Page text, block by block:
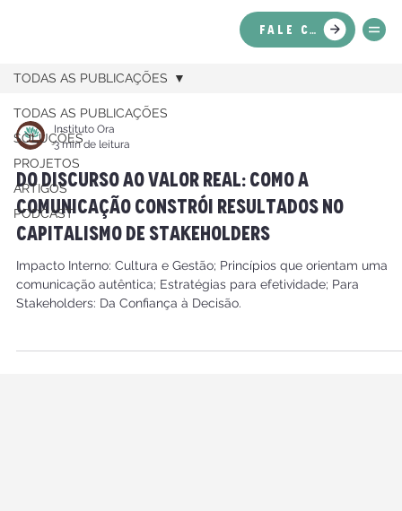
FALE CONOSCO
TODAS AS PUBLICAÇÕES
SOLUÇÕES
PROJETOS
ARTIGOS
PODCAST
TODAS AS PUBLICAÇÕES
Instituto Ora
3 min de leitura
Do Discurso ao Valor Real: Como a
Comunicação Constrói Resultados no
Capitalismo de Stakeholders
Impacto Interno: Cultura e Gestão; Princípios que orientam uma
comunicação autêntica; Estratégias para efetividade; Para
Stakeholders: Da Confiança à Decisão.